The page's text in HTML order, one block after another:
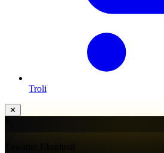
Troli
✕